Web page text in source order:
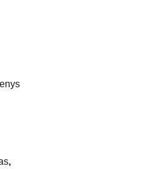
,